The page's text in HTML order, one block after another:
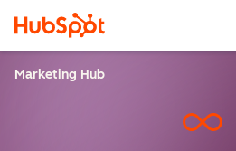
Marketing Hub